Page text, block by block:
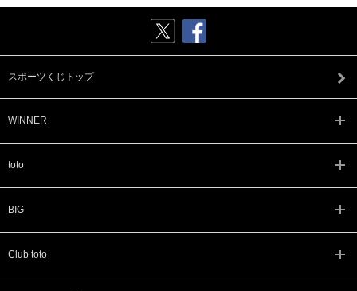
スポーツくじトップ
WINNER
toto
BIG
Club toto